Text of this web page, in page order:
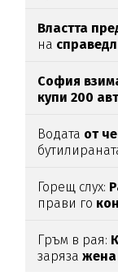
Властта
на
София
купи 200
Водата от
Горещ слух:
прави го
Гръм в рая:
зарязажена